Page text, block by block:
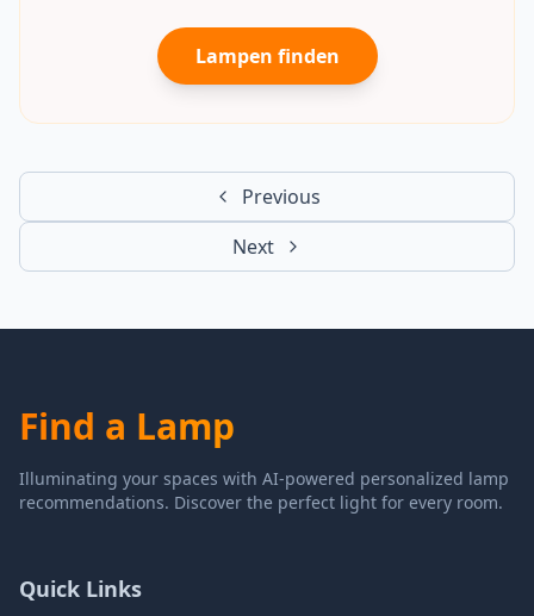
Lampen finden
Previous
Next
Find a Lamp
Illuminating your spaces with AI-powered personalized lamp
recommendations. Discover the perfect light for every room.
Quick Links